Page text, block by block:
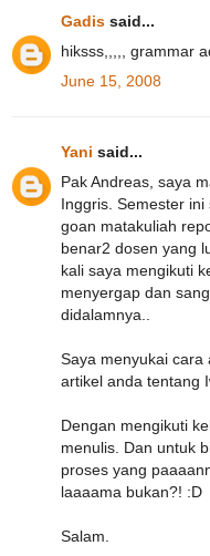
Gadis said...
hiksss,,,,, grammar
June 15, 2008
Yani said...
Pak Andreas, saya
Inggris. Semester
goan matakuliah
benar2 dosen yang
kali saya mengikuti
menyergap dan
didalamnya..
Saya menyukai cara
artikel anda tentang
Dengan mengikuti
menulis. Dan untuk
proses yang
laaaama bukan?! :D
Salam.